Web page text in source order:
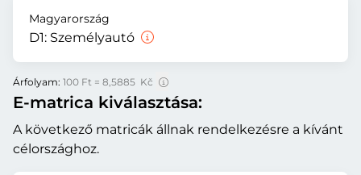
Magyarország
D1: Személyautó
Árfolyam: 100 Ft = 8,5885 Kč
E-matrica kiválasztása:
A következő matricák állnak rendelkezésre a kívánt
célországhoz.